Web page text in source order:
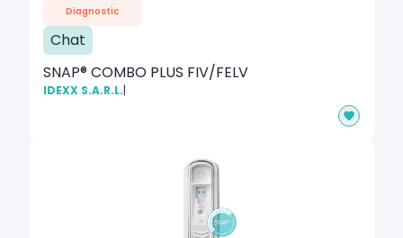
Diagnostic
Chat
SNAP® COMBO PLUS FIV/FELV
IDEXX S.A.R.L.|